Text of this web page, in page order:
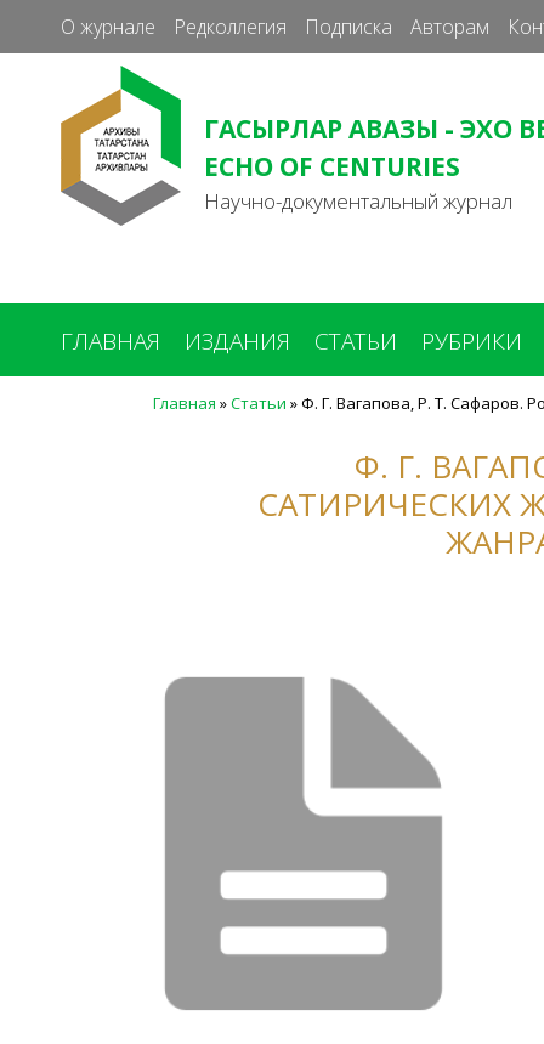
О журнале Редколлегия Подписка Авторам
ГАСЫРЛАР АВАЗЫ - ЭХО
ECHO OF CENTURIES
Научно-документальный журнал
ГЛАВНАЯ ИЗДАНИЯ СТАТЬИ РУБРИКИ
Главная »Статьи »Ф. Г. Вагапова, Р. Т. Сафаров.
Ф. Г.
САТИРИЧЕСКИХ